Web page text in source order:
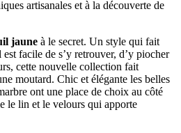
artisanales et à la découverte de
jaune à le secret. Un style qui fait
facile de s’y retrouver, d’y piocher
cette nouvelle collection fait
moutard. Chic et élégante les belles
ont une place de choix au côté
le lin et le velours qui apporte